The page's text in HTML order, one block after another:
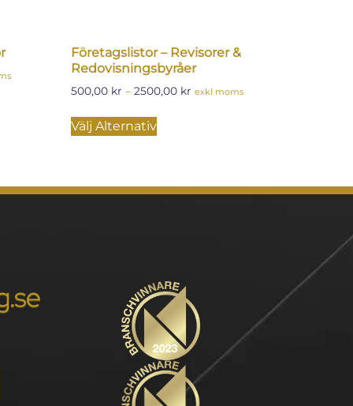
Företagslistor – Revisorer &
Redovisningsbyråer
500,00 kr – 2500,00 kr exkl moms
Välj Alternativ